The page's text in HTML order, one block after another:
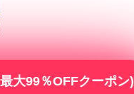
大99％OFFクーポン)